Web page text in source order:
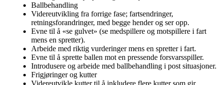
Ballbehandling
Videreutvikling fra forrige fase; fartsendringer,
retningsforandringer, med begge hender og ser opp.
Evne til å «se gulvet» (se medspillere og motspillere i fart
mens en spretter).
Arbeide med riktig vurderinger mens en spretter i fart.
Evne til å sprette ballen mot en pressende forsvarsspiller.
Introdusere og arbeide med ballbehandling i post situasjoner.
Frigjøringer og kutter